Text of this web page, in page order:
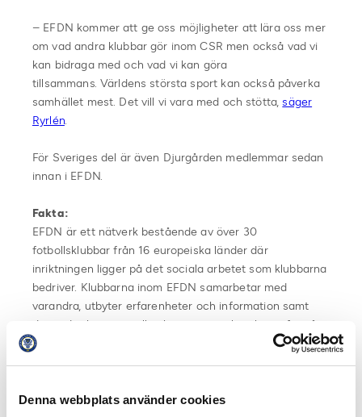
Denna webbplats använder cookies
– EFDN kommer att ge oss möjligheter att lära oss mer
om vad andra klubbar gör inom CSR men också vad vi
kan bidraga med och vad vi kan göra
tillsammans. Världens största sport kan också påverka
samhället mest. Det vill vi vara med och stötta, säger
Ryrlén.
För Sveriges del är även Djurgården medlemmar sedan
innan i EFDN.
Fakta:
EFDN är ett nätverk bestående av över 30
fotbollsklubbar från 16 europeiska länder där
inriktningen ligger på det sociala arbetet som klubbarna
bedriver. Klubbarna inom EFDN samarbetar med
varandra, utbyter erfarenheter och information samt
driver det konstant allt viktigare sociala arbetet framåt
för alla fotbollsklubbar.
Vi Tillsammans är samlingsnamnet för